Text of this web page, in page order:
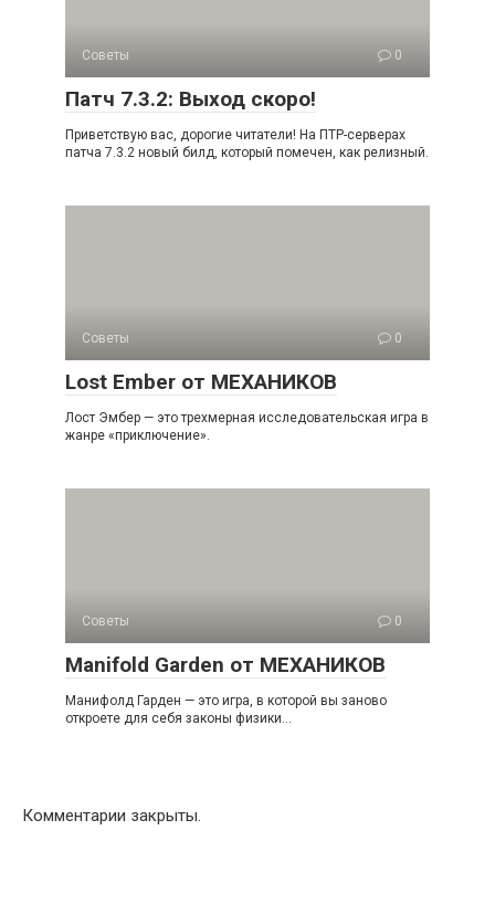
Советы 0
Патч 7.3.2: Выход скоро!
Приветствую вас, дорогие читатели! На ПТР-серверах
патча 7.3.2 новый билд, который помечен, как релизный.
Советы 0
Lost Ember от МЕХАНИКОВ
Лост Эмбер — это трехмерная исследовательская игра в
жанре «приключение».
Советы 0
Manifold Garden от МЕХАНИКОВ
Манифолд Гарден — это игра, в которой вы заново
откроете для себя законы физики…
Комментарии закрыты.